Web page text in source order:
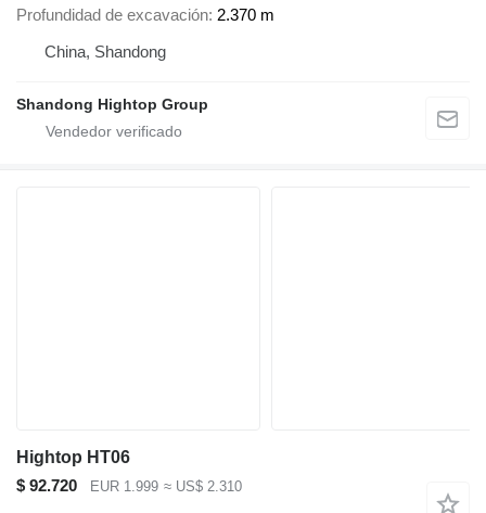
Profundidad de excavación 2.370 m
China, Shandong
Shandong Hightop Group
Hightop HT06
$ 92.720
EUR 1.999 ≈ US$ 2.310